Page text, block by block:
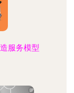
服务模型